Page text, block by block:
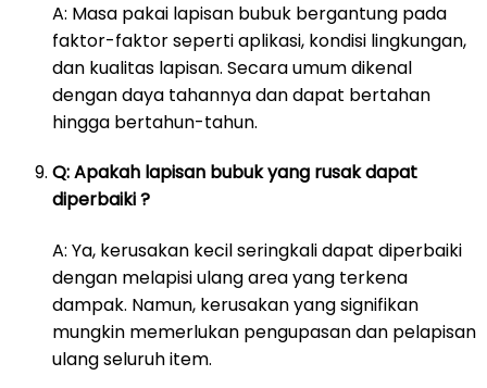
A: Masa pakai lapisan bubuk bergantung pada
faktor-faktor seperti aplikasi, kondisi lingkungan,
dan kualitas lapisan. Secara umum dikenal
dengan daya tahannya dan dapat bertahan
hingga bertahun-tahun.
Q: Apakah lapisan bubuk yang rusak dapat
diperbaiki ?
A: Ya, kerusakan kecil seringkali dapat diperbaiki
dengan melapisi ulang area yang terkena
dampak. Namun, kerusakan yang signifikan
mungkin memerlukan pengupasan dan pelapisan
ulang seluruh item.